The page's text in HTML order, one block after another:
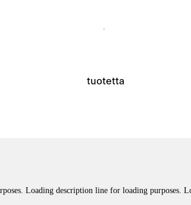
tuotetta
Loading description line for loading purposes.